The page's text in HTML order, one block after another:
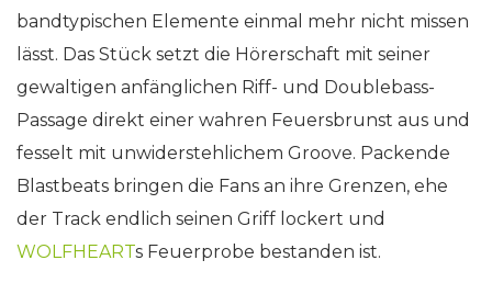
bandtypischen Elemente einmal mehr nicht missen
lässt. Das Stück setzt die Hörerschaft mit seiner
gewaltigen anfänglichen Riff- und Doublebass-
Passage direkt einer wahren Feuersbrunst aus und
fesselt mit unwiderstehlichem Groove. Packende
Blastbeats bringen die Fans an ihre Grenzen, ehe
der Track endlich seinen Griff lockert und
WOLFHEARTs Feuerprobe bestanden ist.